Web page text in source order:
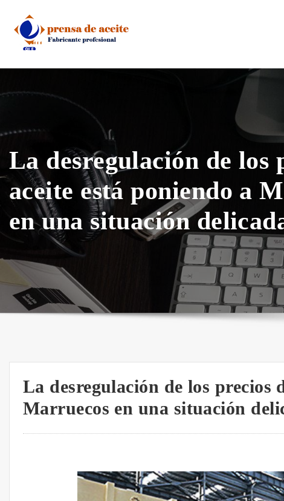
content
La desregulación de los
aceite está poniendo a
en una situación
La desregulación de los precios
Marruecos en una situación